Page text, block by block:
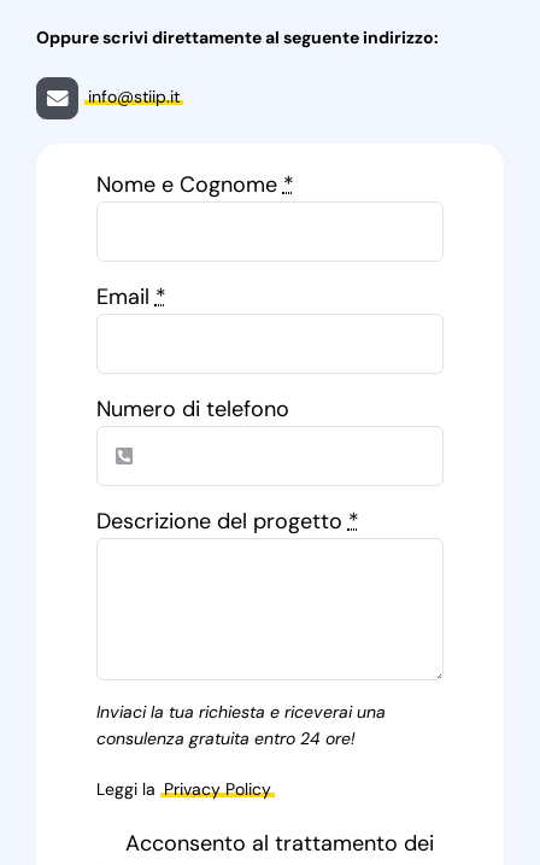
Oppure scrivi direttamente al seguente indirizzo:
info@stiip.it
Nome e Cognome*
Email*
Numero di telefono
Descrizione del progetto*
Inviaci la tua richiesta e riceverai una
consulenza gratuita entro 24 ore!
Leggi la Privacy Policy
Acconsento al trattamento dei